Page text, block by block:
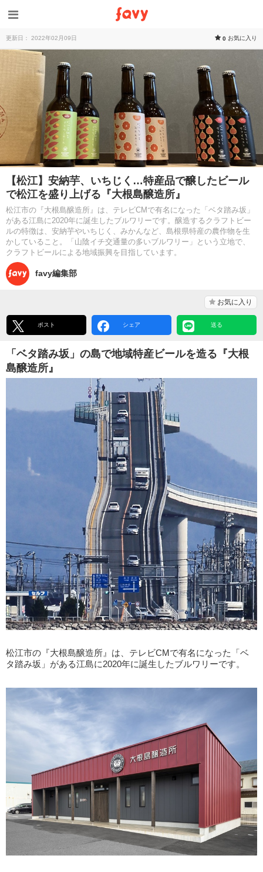
更新日： 2022年02月09日 0 お気に入り
【松江】安納芋、いちじく…特産品で醸したビール
で松江を盛り上げる『大根島醸造所』
松江市の『大根島醸造所』は、テレビCMで有名になった「ベタ踏み坂」
がある江島に2020年に誕生したブルワリーです。醸造するクラフトビー
ルの特徴は、安納芋やいちじく、みかんなど、島根県特産の農作物を生
かしていること。「山陰イチ交通量の多いブルワリー」という立地で、
クラフトビールによる地域振興を目指しています。
favy編集部
お気に入り
ポスト シェア 送る
「ベタ踏み坂」の島で地域特産ビールを造る『大根
島醸造所』
松江市の『大根島醸造所』は、テレビCMで有名になった「ベ
タ踏み坂」がある江島に2020年に誕生したブルワリーです。